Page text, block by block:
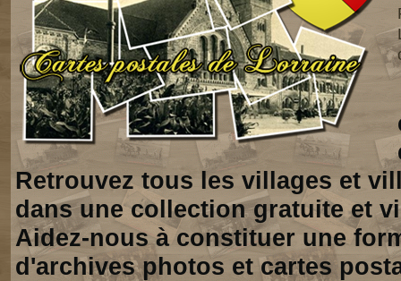
Retrouvez tous les villages et
dans une collection gratuite et
Aidez-nous à constituer une
d'archives photos et cartes